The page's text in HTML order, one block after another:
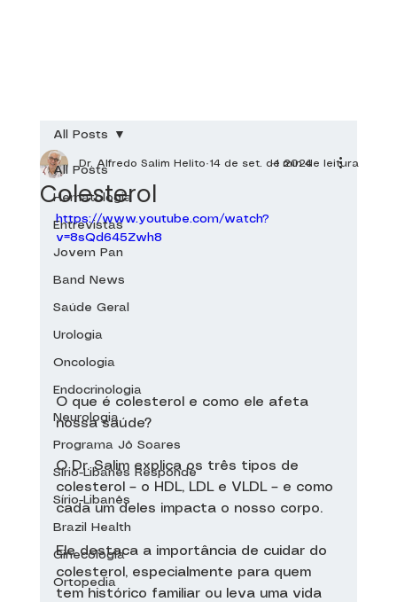
All Posts
Hematologia
Entrevistas
Jovem Pan
Band News
Saúde Geral
Urologia
Oncologia
Endocrinologia
Neurologia
Programa Jô Soares
Sírio-Libanês Responde
Sírio-Libanês
Brazil Health
Ginecologia
Ortopedia
All Posts
Colesterol
Dr. Alfredo Salim Helito 14 de set. de 20241 min de leitura
https://www.youtube.com/watch?
v=8sQd645Zwh8
O que é colesterol e como ele afeta
nossa saúde?
O Dr. Salim explica os três tipos de
colesterol – o HDL, LDL e VLDL – e como
cada um deles impacta o nosso corpo.
Ele destaca a importância de cuidar do
colesterol, especialmente para quem
tem histórico familiar ou leva uma vida